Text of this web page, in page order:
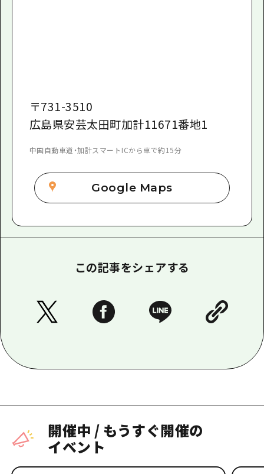
〒731-3510
広島県安芸太田町加計11671番地1
中国自動車道・加計スマートICから車で約15分
Google Maps
この記事をシェアする
開催中 / もうすぐ開催の
イベント